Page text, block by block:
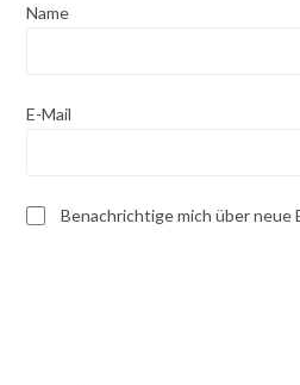
Name
E-Mail
Benachrichtige mich über neue